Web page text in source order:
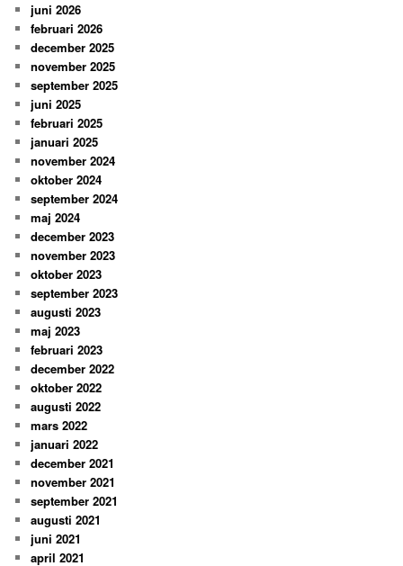
juni 2026
februari 2026
december 2025
november 2025
september 2025
juni 2025
februari 2025
januari 2025
november 2024
oktober 2024
september 2024
maj 2024
december 2023
november 2023
oktober 2023
september 2023
augusti 2023
maj 2023
februari 2023
december 2022
oktober 2022
augusti 2022
mars 2022
januari 2022
december 2021
november 2021
september 2021
augusti 2021
juni 2021
april 2021